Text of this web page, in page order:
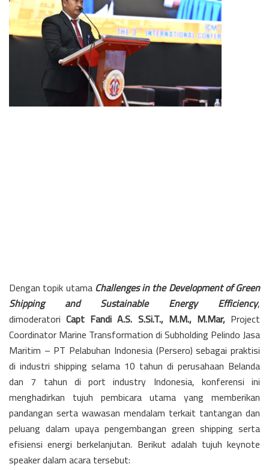
Dengan topik utamaChallenges in the Development of Green
Shipping and Sustainable Energy Efficiency,
dimoderatoriCapt Fandi A.S. S.Si.T., M.M., M.Mar, Project
Coordinator Marine Transformation di Subholding Pelindo Jasa
Maritim – PT Pelabuhan Indonesia (Persero) sebagai praktisi
di industri shipping selama 10 tahun di perusahaan Belanda
dan 7 tahun di port industry Indonesia, konferensi ini
menghadirkan tujuh pembicara utama yang memberikan
pandangan serta wawasan mendalam terkait tantangan dan
peluang dalam upaya pengembangan green shipping serta
efisiensi energi berkelanjutan. Berikut adalah tujuh keynote
speaker dalam acara tersebut: